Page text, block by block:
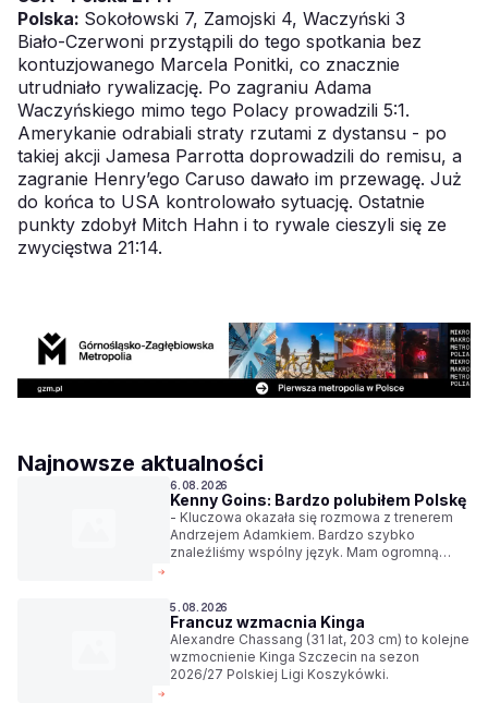
Polska: Sokołowski 7, Zamojski 4, Waczyński 3
Biało-Czerwoni przystąpili do tego spotkania bez
kontuzjowanego Marcela Ponitki, co znacznie
utrudniało rywalizację. Po zagraniu Adama
Waczyńskiego mimo tego Polacy prowadzili 5:1.
Amerykanie odrabiali straty rzutami z dystansu - po
takiej akcji Jamesa Parrotta doprowadzili do remisu, a
zagranie Henry’ego Caruso dawało im przewagę. Już
do końca to USA kontrolowało sytuację. Ostatnie
punkty zdobył Mitch Hahn i to rywale cieszyli się ze
zwycięstwa 21:14.
Najnowsze aktualności
6.08.2026
Kenny Goins: Bardzo polubiłem Polskę
- Kluczowa okazała się rozmowa z trenerem
Andrzejem Adamkiem. Bardzo szybko
znaleźliśmy wspólny język. Mam ogromną
silna jak ich własna - mówi Kenny Goins,
zawodnik Górnika Zamek Książ Wałbrzych.
5.08.2026
Francuz wzmacnia Kinga
Alexandre Chassang (31 lat, 203 cm) to kolejne
wzmocnienie Kinga Szczecin na sezon
2026/27 Polskiej Ligi Koszykówki.